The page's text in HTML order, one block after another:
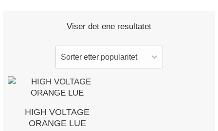
Viser det ene resultatet
HIGH VOLTAGE
ORANGE LUE
Dette
produktet
flere
varianter.